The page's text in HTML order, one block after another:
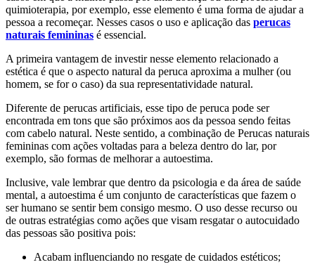
quimioterapia, por exemplo, esse elemento é uma forma de ajudar a
pessoa a recomeçar. Nesses casos o uso e aplicação das perucas
naturais femininas é essencial.
A primeira vantagem de investir nesse elemento relacionado a
estética é que o aspecto natural da peruca aproxima a mulher (ou
homem, se for o caso) da sua representatividade natural.
Diferente de perucas artificiais, esse tipo de peruca pode ser
encontrada em tons que são próximos aos da pessoa sendo feitas
com cabelo natural. Neste sentido, a combinação de Perucas naturais
femininas com ações voltadas para a beleza dentro do lar, por
exemplo, são formas de melhorar a autoestima.
Inclusive, vale lembrar que dentro da psicologia e da área de saúde
mental, a autoestima é um conjunto de características que fazem o
ser humano se sentir bem consigo mesmo. O uso desse recurso ou
de outras estratégias como ações que visam resgatar o autocuidado
das pessoas são positiva pois:
Acabam influenciando no resgate de cuidados estéticos;